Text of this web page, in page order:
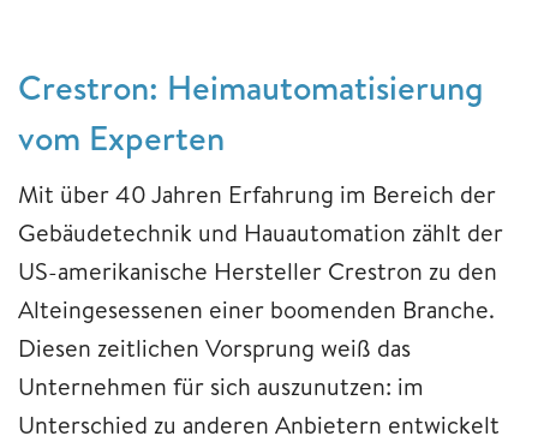
Crestron: Heimautomatisierung
vom Experten
Mit über 40 Jahren Erfahrung im Bereich der
Gebäudetechnik und Hauautomation zählt der
US-amerikanische Hersteller Crestron zu den
Alteingesessenen einer boomenden Branche.
Diesen zeitlichen Vorsprung weiß das
Unternehmen für sich auszunutzen: im
Unterschied zu anderen Anbietern entwickelt